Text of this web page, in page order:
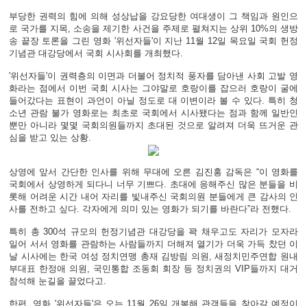
부당한 권력의 힘에 의해 성상납을 강요당한 여대생이 그 책임과 원인으
로 국가를 지목, 소송을 제기한 사건을 주제로 펼쳐지는 상위 10%의 생방
송 끝장 토론을 그린 영화 '위선자들'이 지난 11월 12일 목요일 국회 헌정
기념관 대강당에서 국회 시사회를 개최했다.
'위선자들'이 권력층의 이면과 더불어 정치적 풍자를 담아낸 사회 고발 영
화라는 점에서 이번 국회 시사는 그야말로 호랑이를 잡으러 호랑이 굴에
들어갔다는 표현이 과언이 아닐 정도로 대 이변이라 볼 수 있다. 특히 청
소년 관람 불가 영화로는 최초로 국회에서 시사됐다는 점과 함께 일반인
뿐만 아니라 몇몇 국회의원들까지 초대된 것으로 알려져 더욱 뜨거운 관
심을 받고 있는 상황.
상영에 앞서 간단한 인사를 위해 무대에 오른 김진홍 감독은 “이 영화를
국회에서 상영하게 되다니 너무 기쁘다. 초대에 응해주신 많은 분들을 비
롯해 어려운 시간 내어 자리를 빛내주신 국회의원 분들에게 큰 감사의 인
사를 전하고 싶다. 각자에게 의미 있는 영화가 되기를 바란다”라 전했다.
특히 총 300석 규모의 헌정기념관 대강당을 꽉 채우고도 자리가 모자라
일어 서서 영화를 관람하는 사람들까지 더해져 열기가 더욱 가득 찼던 이
날 시사에는 한국 여성 정치연맹 총재 김방림 의원, 새정치민주연합 원내
부대표 한정애 의원, 국민통합 조동회 회장 등 정치권의 VIP들까지 대거
참석해 눈길을 끌었다고.
한편, 영화 '위선자들'은 오는 11월 26일 개봉해 관객들을 찾아갈 예정이